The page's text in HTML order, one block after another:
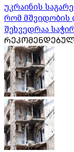
უკრაინის
რომ მშვიდობის
შეხვედრაა